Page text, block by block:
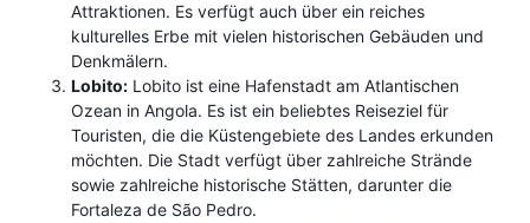
Attraktionen. Es verfügt auch über ein reiches
kulturelles Erbe mit vielen historischen Gebäuden und
Denkmälern.
Lobito: Lobito ist eine Hafenstadt am Atlantischen
Ozean in Angola. Es ist ein beliebtes Reiseziel für
Touristen, die die Küstengebiete des Landes erkunden
möchten. Die Stadt verfügt über zahlreiche Strände
sowie zahlreiche historische Stätten, darunter die
Fortaleza de São Pedro.